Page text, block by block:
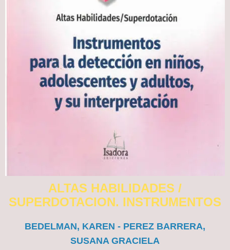
ALTAS HABILIDADES /
SUPERDOTACION. INSTRUMENTOS
BEDELMAN, KAREN - PEREZ BARRERA,
SUSANA GRACIELA